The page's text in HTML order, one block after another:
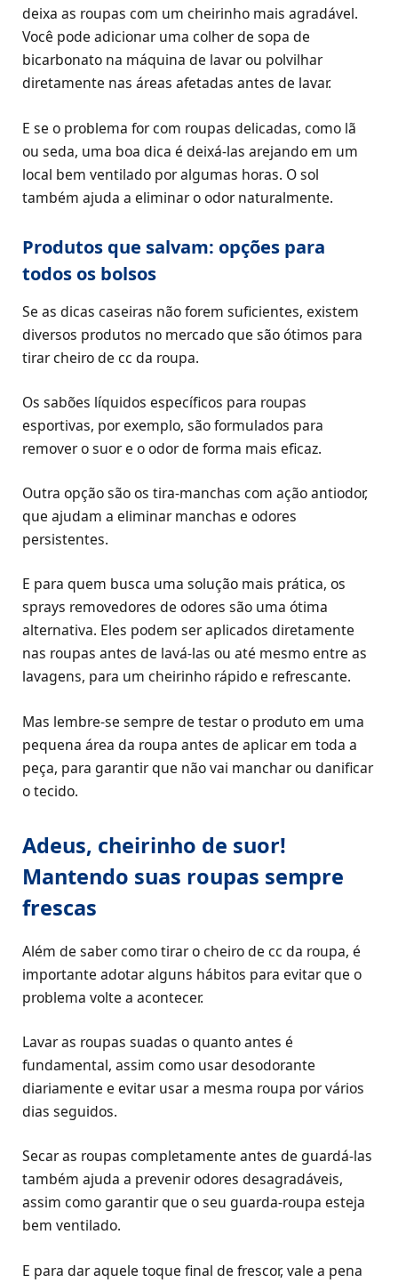
deixa as roupas com um cheirinho mais agradável.
Você pode adicionar uma colher de sopa de
bicarbonato na máquina de lavar ou polvilhar
diretamente nas áreas afetadas antes de lavar.
E se o problema for com roupas delicadas, como lã
ou seda, uma boa dica é deixá-las arejando em um
local bem ventilado por algumas horas. O sol
também ajuda a eliminar o odor naturalmente.
Produtos que salvam: opções para
todos os bolsos
Se as dicas caseiras não forem suficientes, existem
diversos produtos no mercado que são ótimos para
tirar cheiro de cc da roupa.
Os sabões líquidos específicos para roupas
esportivas, por exemplo, são formulados para
remover o suor e o odor de forma mais eficaz.
Outra opção são os tira-manchas com ação antiodor,
que ajudam a eliminar manchas e odores
persistentes.
E para quem busca uma solução mais prática, os
sprays removedores de odores são uma ótima
alternativa. Eles podem ser aplicados diretamente
nas roupas antes de lavá-las ou até mesmo entre as
lavagens, para um cheirinho rápido e refrescante.
Mas lembre-se sempre de testar o produto em uma
pequena área da roupa antes de aplicar em toda a
peça, para garantir que não vai manchar ou danificar
o tecido.
Adeus, cheirinho de suor!
Mantendo suas roupas sempre
frescas
Além de saber como tirar o cheiro de cc da roupa, é
importante adotar alguns hábitos para evitar que o
problema volte a acontecer.
Lavar as roupas suadas o quanto antes é
fundamental, assim como usar desodorante
diariamente e evitar usar a mesma roupa por vários
dias seguidos.
Secar as roupas completamente antes de guardá-las
também ajuda a prevenir odores desagradáveis,
assim como garantir que o seu guarda-roupa esteja
bem ventilado.
E para dar aquele toque final de frescor, vale a pena